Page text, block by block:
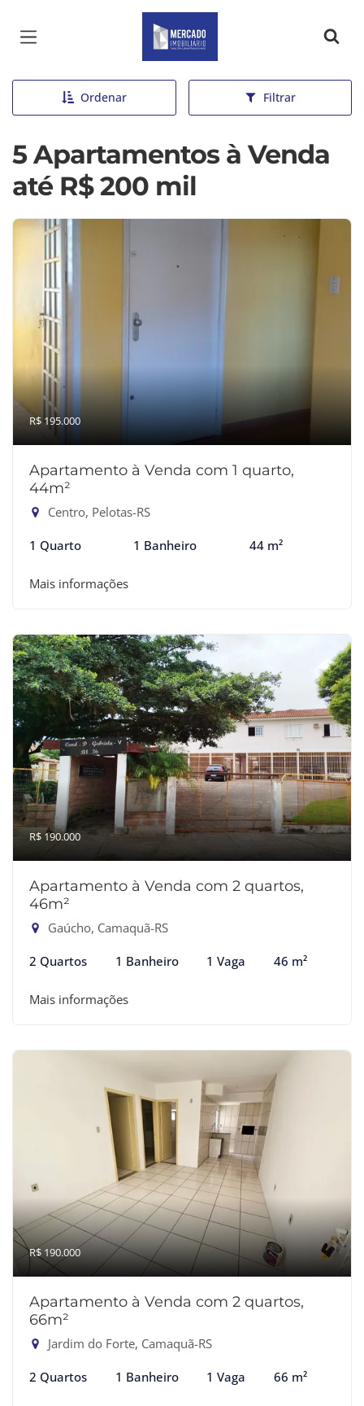
Página inicial
Ordenar Filtrar
5 Apartamentos à Venda
até R$ 200 mil
R$ 195.000
Apartamento à Venda com 1 quarto,
44m²
Centro, Pelotas-RS
1 Quarto 1 Banheiro 44 m²
Mais informações
R$ 190.000
Apartamento à Venda com 2 quartos,
46m²
Gaúcho, Camaquã-RS
2 Quartos 1 Banheiro 1 Vaga 46 m²
Mais informações
R$ 190.000
Apartamento à Venda com 2 quartos,
66m²
Jardim do Forte, Camaquã-RS
2 Quartos 1 Banheiro 1 Vaga 66 m²